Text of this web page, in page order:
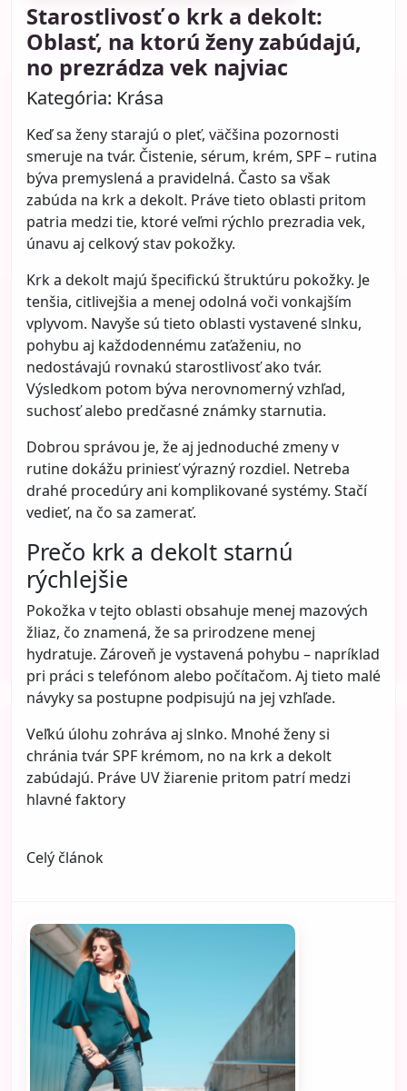
Celý článok
Udržateľná móda: Ako
nakupovať menej, ale
kvalitnejšie a vytvoriť si šatník,
ktorý vydrží roky
Kategória:Móda
Šatník plný oblečenia ešte automaticky
neznamená, že sa žena oblieka dobre, prakticky
alebo spokojne. Mnohé ženy dnes cítia presný
opak – v skrini je veľa vecí, no pritom majú pocit, že
stále nemajú to, čo skutočne potrebujú. Často
sezónu“ a po čase zisťujú, že oblečenie rýchlo
stratilo tvar, farbu alebo jednoducho prestalo dávať
zmysel.
Práve preto sa čoraz viac hovorí o udržateľnej
móde. Nejde len o ekologický pojem alebo módne
gesto pre pár nadšencov. V praxi je udržateľná
móda veľmi praktický prístup, ktorý pomáha žene
zároveň míňať menej peňazí na zbytočnosti. Nie je
to o tom, že si už nikdy nič nekúpite. Je to o tom, že
budete kupovať premyslenejšie.
svojmu rozpočtu aj k samotnému oblečeniu.
bežnom živote
Udržateľná móda sa veľmi často vysvetľuje zložito,
no v skutočnosti sa dá pochopiť jednoducho. Je to
spôsob obliekania a nakupovania, pri ktorom žena
kupuje menej vecí, ale vyberá si ich kvalitnejšie a
nosí ich dlhšie. Namiesto naháňania neustálych